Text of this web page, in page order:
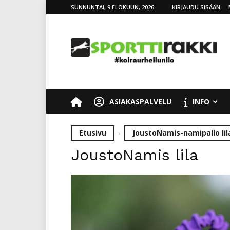
SUNNUNTAI, 9 ELOKUUN, 2026 KIRJAUDU SISÄÄN
ASIAKASPALVELU INFO
Etusivu JoustoNamis-namipallo
JoustoNamis lila